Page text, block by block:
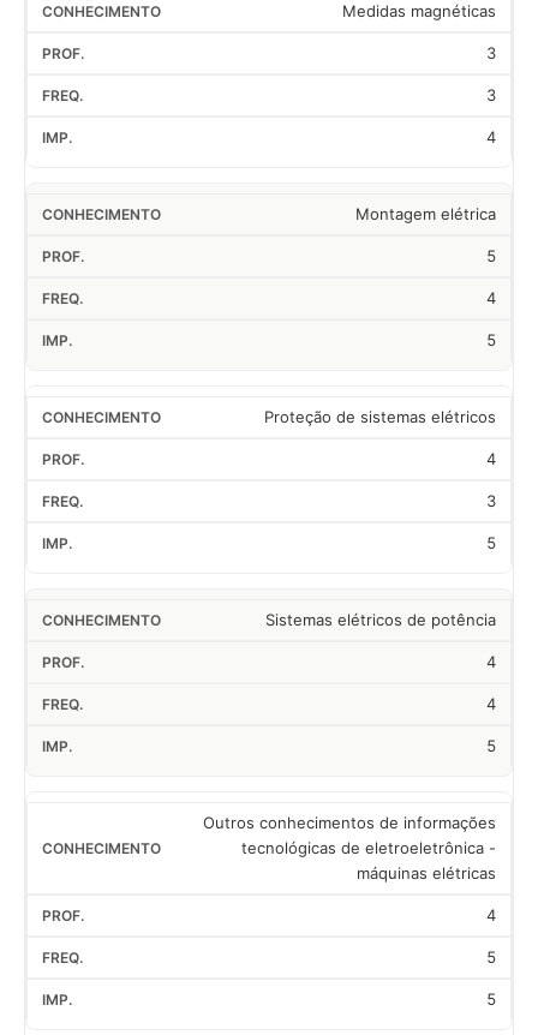
Medidas magnéticas
3
3
4
Montagem elétrica
5
4
5
Proteção de sistemas elétricos
4
3
5
Sistemas elétricos de potência
4
4
5
Outros conhecimentos de informações
tecnológicas de eletroeletrônica -
máquinas elétricas
4
5
5